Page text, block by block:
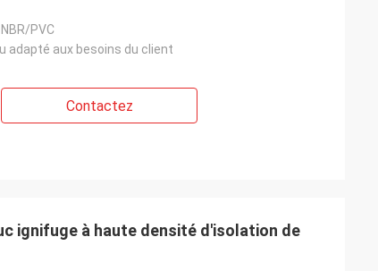
PVC
adapté aux besoins du client
Contactez
ignifuge à haute densité d'isolation de